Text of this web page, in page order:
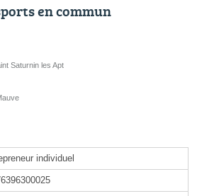
en commun
Saturnin les Apt
individuel